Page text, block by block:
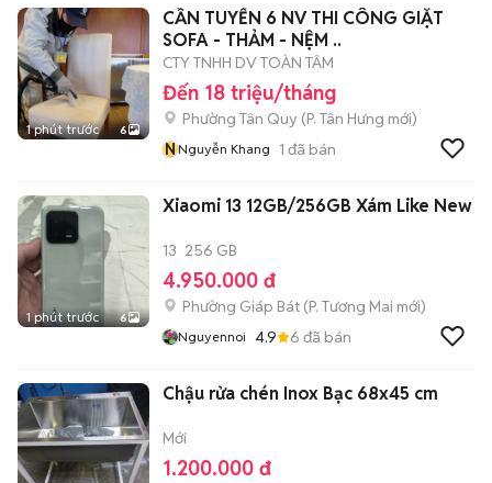
1 phút trước 6
CẦN TUYỂN 6 NV THI CÔNG GIẶT
SOFA - THẢM - NỆM ..
CTY TNHH DV TOÀN TÂM
Đến 18 triệu/tháng
Phường Tân Quy (P. Tân Hưng mới)
NNguyễn Khang 1 đã bán
1 phút trước 6
Xiaomi 13 12GB/256GB Xám Like New
13 256 GB
4.950.000 đ
Phường Giáp Bát (P. Tương Mai mới)
Nguyennoi 4.9 6 đã bán
Chậu rửa chén Inox Bạc 68x45 cm
Mới
1.200.000 đ